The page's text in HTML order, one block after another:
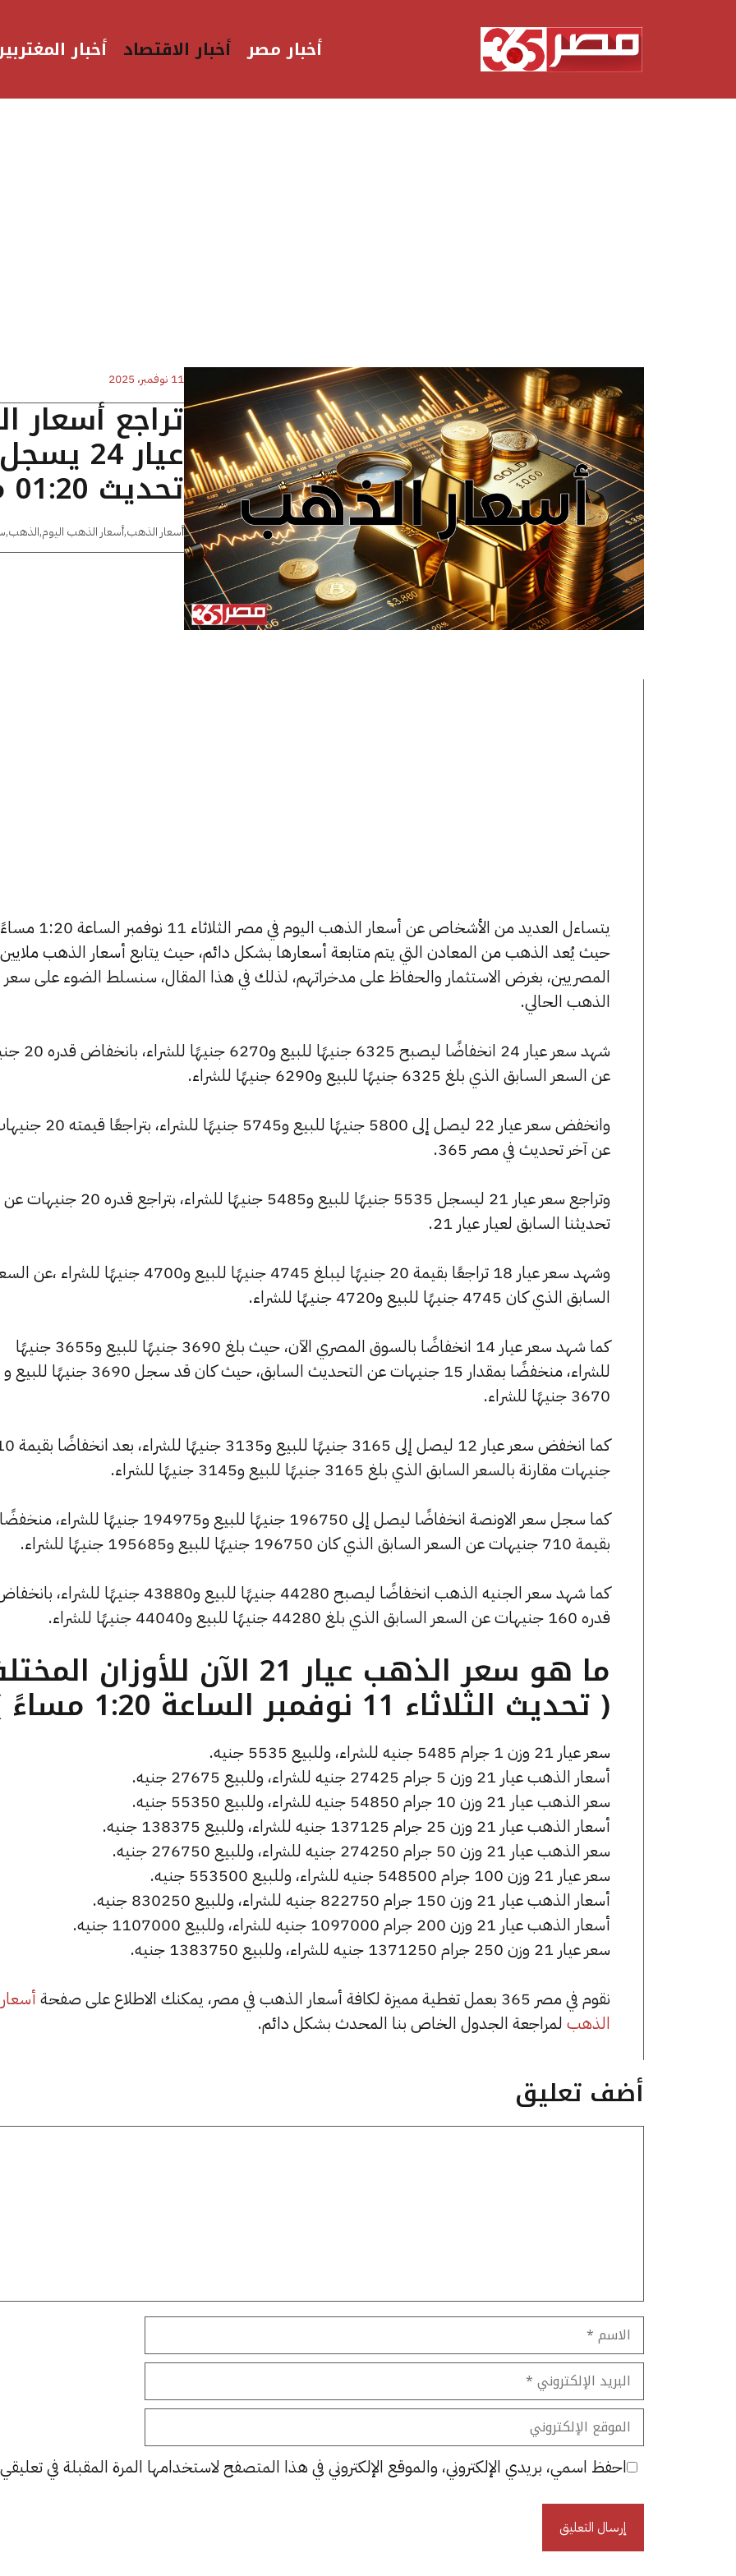
أخبار مصر أخبار الاقتصاد أخبار
11 نوفمبر، 2025
تراجع
تحديث 01:20 مساءًا
أسعار الذهب,أسعار الذهب اليوم,الذهب,
يتساءل العديد من الأشخاص عن أسعار الذهب اليوم في مصر الثلاثاء 11
حيث يُعد الذهب من المعادن التي يتم متابعة أسعارها بشكل دائم، حيث يتابع أسعار الذهب ملايين
المصريين، بغرض الاستثمار والحفاظ على مدخراتهم، لذلك في هذا المقال، سنسلط الضوء على سعر
الذهب الحالي.
شهد سعر عيار 24 انخفاضًا
عن السعر السابق الذي بلغ 6325 جنيهًا للبيع و6290 جنيهًا للشراء.
وانخفض سعر عيار 22 ليصل إلى 5800 جنيهًا للبيع و5745 جنيهًا للشراء،
عن آخر تحديث في مصر 365.
وتراجع سعر عيار 21 ليسجل 5535 جنيهًا للبيع و5485 جنيهًا للشراء، بتراجع قدره 20 جنيهات عن
تحديثنا السابق لعيار عيار 21.
وشهد سعر عيار 18 تراجعًا بقيمة 20 جنيهًا ليبلغ 4745 جنيهًا للبيع و4700 جنيهًا للشراء ،عن
السابق الذي كان 4745 جنيهًا للبيع و4720 جنيهًا للشراء.
كما شهد سعر عيار 14 انخفاضًا بالسوق المصري الآن، حيث بلغ 3690 جنيهًا للبيع و3655 جنيهًا
للشراء، منخفضًا بمقدار 15 جنيهات عن التحديث السابق، حيث كان قد سجل 3690 جنيهًا للبيع و
3670 جنيهًا للشراء.
كما انخفض سعر عيار 12 ليصل إلى 3165 جنيهًا للبيع
جنيهات مقارنة بالسعر السابق الذي بلغ 3165 جنيهًا للبيع و3145 جنيهًا للشراء.
كما سجل سعر الاونصة انخفاضًا ليصل إلى 196750 جنيهًا للبيع و194975 جنيهًا للشراء، منخفضًا
بقيمة 710 جنيهات عن السعر السابق الذي كان 196750 جنيهًا للبيع و195685 جنيهًا للشراء.
كما شهد سعر الجنيه الذهب انخفاضًا ليصبح 44280 جنيهًا للبيع و43880 جنيهًا للشراء،
قدره 160 جنيهات عن السعر السابق الذي بلغ 44280 جنيهًا للبيع و44040 جنيهًا للشراء.
ما هو سعر الذهب عيار 21 الآن للأوزان
( تحديث الثلاثاء 11 نوفمبر الساعة 1:20 مساءً )
سعر عيار 21 وزن 1 جرام 5485 جنيه للشراء، وللبيع 5535 جنيه.
أسعار الذهب عيار 21 وزن 5 جرام 27425 جنيه للشراء، وللبيع 27675 جنيه.
سعر الذهب عيار 21 وزن 10 جرام 54850 جنيه للشراء، وللبيع 55350 جنيه.
أسعار الذهب عيار 21 وزن 25 جرام 137125 جنيه للشراء، وللبيع 138375 جنيه.
سعر الذهب عيار 21 وزن 50 جرام 274250 جنيه للشراء، وللبيع 276750 جنيه.
سعر عيار 21 وزن 100 جرام 548500 جنيه للشراء، وللبيع 553500 جنيه.
أسعار الذهب عيار 21 وزن 150 جرام 822750 جنيه للشراء، وللبيع 830250 جنيه.
أسعار الذهب عيار 21 وزن 200 جرام 1097000 جنيه للشراء، وللبيع 1107000 جنيه.
سعر عيار 21 وزن 250 جرام 1371250 جنيه للشراء، وللبيع 1383750 جنيه.
نقوم في مصر 365 بعمل تغطية مميزة لكافة أسعار الذهب في مصر، يمكنك الاطلاع على صفحة
أسعار
الذهب لمراجعة الجدول الخاص بنا المحدث بشكل دائم.
أضف تعليق
الاسم
البريد
الإلكتروني
الموقع
الإلكتروني
احفظ اسمي، بريدي الإلكتروني، والموقع الإلكتروني في هذا المتصفح لاستخدامها المرة المقبلة في